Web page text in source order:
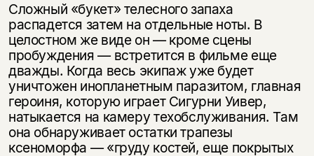
Сложный «букет» телесного запаха
распадется затем на отдельные ноты. В
целостном же виде он — кроме сцены
пробуждения — встретится в фильме еще
дважды. Когда весь экипаж уже будет
уничтожен инопланетным паразитом, главная
героиня, которую играет Сигурни Уивер,
натыкается на камеру техобслуживания. Там
она обнаруживает остатки трапезы
ксеноморфа — «груду костей, еще покрытых